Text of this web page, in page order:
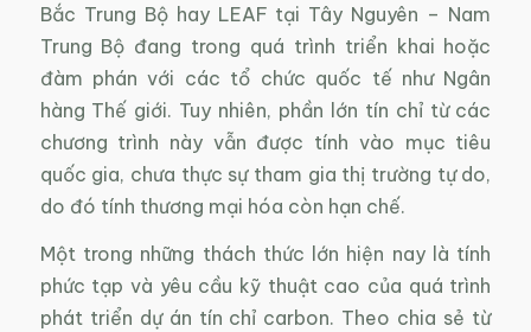
Bắc Trung Bộ hay LEAF tại Tây Nguyên – Nam
Trung Bộ đang trong quá trình triển khai hoặc
đàm phán với các tổ chức quốc tế như Ngân
hàng Thế giới. Tuy nhiên, phần lớn tín chỉ từ các
chương trình này vẫn được tính vào mục tiêu
quốc gia, chưa thực sự tham gia thị trường tự do,
do đó tính thương mại hóa còn hạn chế.
Một trong những thách thức lớn hiện nay là tính
phức tạp và yêu cầu kỹ thuật cao của quá trình
phát triển dự án tín chỉ carbon. Theo chia sẻ từ